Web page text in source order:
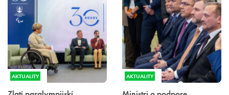
AKTUALITY AKTUALITY